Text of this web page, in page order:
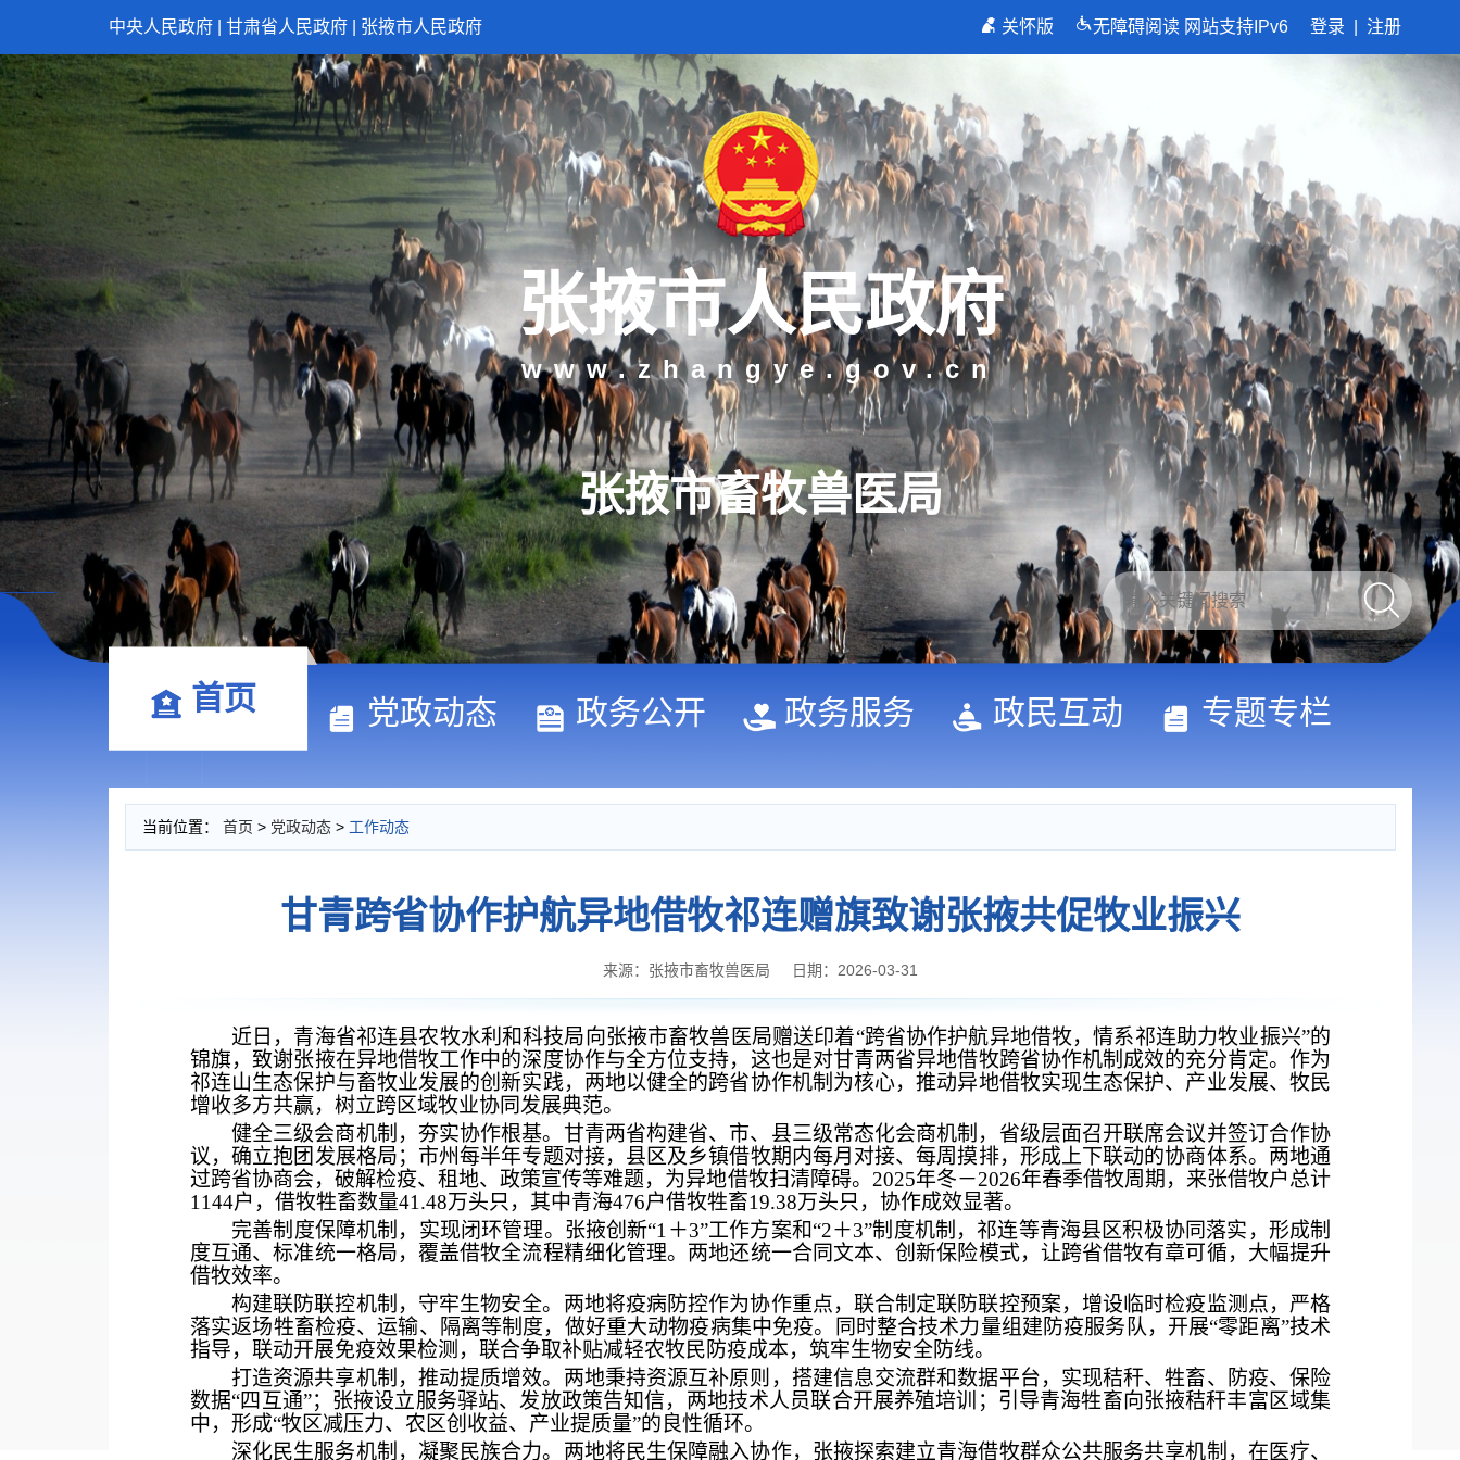
中央人民政府 甘肃省人民政府 张掖市人民政府 关怀版 无障碍阅读 网站支持IPv6 登录 注册
张掖市人民政府
www.zhangye.gov.cn
张掖市畜牧兽医局
首页 党政动态 政务公开 政务服务 政民互动 专题专栏
当前位置： 首页 > 党政动态 > 工作动态
甘青跨省协作护航异地借牧祁连赠旗致谢张掖共促牧业振兴
来源：张掖市畜牧兽医局 日期：2026-03-31
近日，青海省祁连县农牧水利和科技局向张掖市畜牧兽医局赠送印着“跨省协作护航异地借牧，情系祁连助力牧业振兴”的
锦旗，致谢张掖在异地借牧工作中的深度协作与全方位支持，这也是对甘青两省异地借牧跨省协作机制成效的充分肯定。作为
祁连山生态保护与畜牧业发展的创新实践，两地以健全的跨省协作机制为核心，推动异地借牧实现生态保护、产业发展、牧民
增收多方共赢，树立跨区域牧业协同发展典范。
健全三级会商机制，夯实协作根基。甘青两省构建省、市、县三级常态化会商机制，省级层面召开联席会议并签订合作协
议，确立抱团发展格局；市州每半年专题对接，县区及乡镇借牧期内每月对接、每周摸排，形成上下联动的协商体系。两地通
过跨省协商会，破解检疫、租地、政策宣传等难题，为异地借牧扫清障碍。 2025年冬－2026年春季借牧周期，来张借牧户总计
1144户，借牧牲畜数量41.48万头只，其中青海476户借牧牲畜19.38万头只，协作成效显著。
完善制度保障机制，实现闭环管理。张掖创新“1＋3”工作方案和“2＋3”制度机制，祁连等青海县区积极协同落实，形成制
度互通、标准统一格局，覆盖借牧全流程精细化管理。两地还统一合同文本、创新保险模式，让跨省借牧有章可循，大幅提升
借牧效率。
构建联防联控机制，守牢生物安全。两地将疫病防控作为协作重点，联合制定联防联控预案，增设临时检疫监测点，严格
落实返场牲畜检疫、运输、隔离等制度，做好重大动物疫病集中免疫。同时整合技术力量组建防疫服务队，开展“零距离”技术
指导，联动开展免疫效果检测，联合争取补贴减轻农牧民防疫成本，筑牢生物安全防线。
打造资源共享机制，推动提质增效。两地秉持资源互补原则，搭建信息交流群和数据平台，实现秸秆、牲畜、防疫、保险
数据“四互通”；张掖设立服务驿站、发放政策告知信，两地技术人员联合开展养殖培训；引导青海牲畜向张掖秸秆丰富区域集
中，形成“牧区减压力、农区创收益、产业提质量”的良性循环。
深化民生服务机制，凝聚民族合力。两地将民生保障融入协作，张掖探索建立青海借牧群众公共服务共享机制，在医疗、